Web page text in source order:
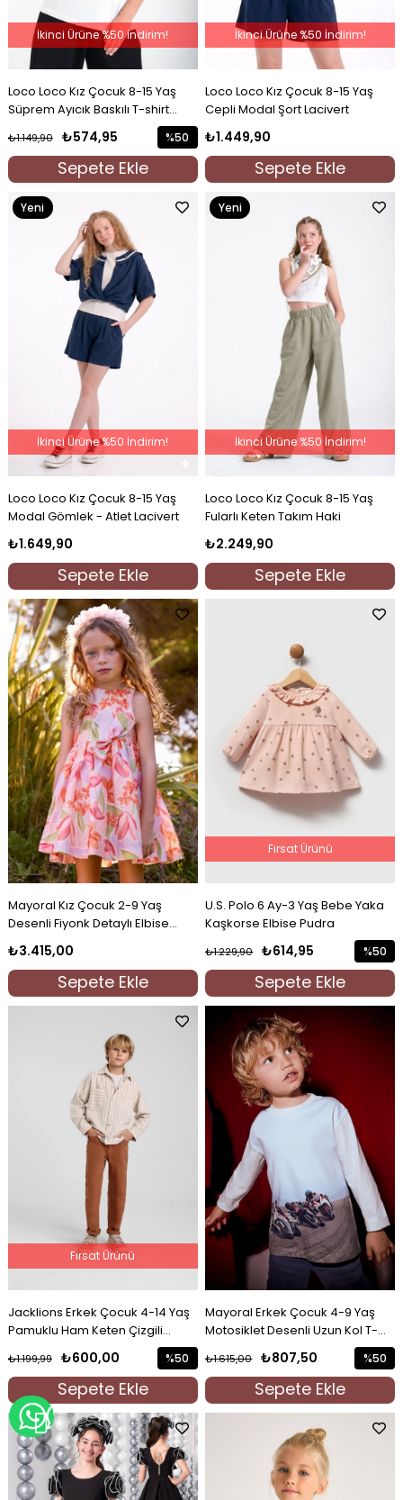
Loco Loco Kız Çocuk 8-15 Yaş
Süprem Ayıcık Baskılı T-shirt
₺574,95
₺1.149,90
Sepete Ekle
%50
İndirim
%50İndirim
İkinci Ürüne %50 İndirim!
Loco Loco Kız Çocuk 8-15 Yaş
Cepli Modal Şort Lacivert
₺1.449,90
Sepete Ekle
İkinci Ürüne %50 İndirim!
Loco Loco Kız Çocuk 8-15 Yaş
Modal Gömlek - Atlet Lacivert
₺1.649,90
Sepete Ekle
Yeni
İkinci Ürüne %50 İndirim!
Loco Loco Kız Çocuk 8-15 Yaş
Fularlı Keten Takım Haki
₺2.249,90
Sepete Ekle
Yeni
İkinci Ürüne %50 İndirim!
Mayoral Kız Çocuk 2-9 Yaş
Desenli Fiyonk Detaylı Elbise
Somon
₺3.415,00
Sepete Ekle
U.S. Polo 6 Ay-3 Yaş Bebe Yaka
Kaşkorse Elbise Pudra
₺614,95
₺1.229,90
Sepete Ekle
%50
İndirim
Fırsat Ürünü
Jacklions Erkek Çocuk 4-14 Yaş
Pamuklu Ham Keten Çizgili
Gömlek Bej
₺600,00
₺1.199,99
Sepete Ekle
%50
İndirim
%50İndirim
Fırsat Ürünü
Mayoral Erkek Çocuk 4-9 Yaş
Motosiklet Desenli Uzun Kol T-
₺807,50
₺1.615,00
Sepete Ekle
%50
İndirim
WHATSAPP İLE BİLGİ AL